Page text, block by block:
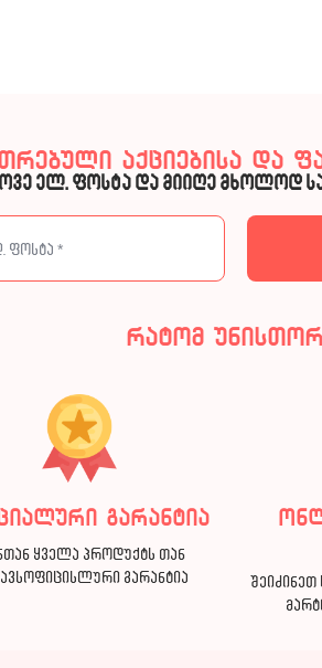
აქციებისა და
ელ. ფოსტა და მიიღე მხოლოდ
რატომ
გარანტია
ყველა პროდუქტს თან
გარანტია